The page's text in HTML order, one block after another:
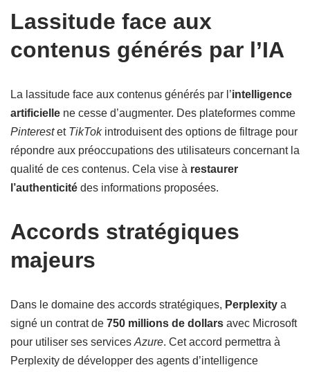
Lassitude face aux
contenus générés par l’IA
La lassitude face aux contenus générés par l’intelligence
artificielle ne cesse d’augmenter. Des plateformes comme
Pinterestet TikTokintroduisent des options de filtrage pour
répondre aux préoccupations des utilisateurs concernant la
qualité de ces contenus. Cela vise à restaurer
l’authenticité des informations proposées.
Accords stratégiques
majeurs
Dans le domaine des accords stratégiques, Perplexity a
signé un contrat de 750 millions de dollars avec Microsoft
pour utiliser ses services Azure. Cet accord permettra à
Perplexity de développer des agents d’intelligence